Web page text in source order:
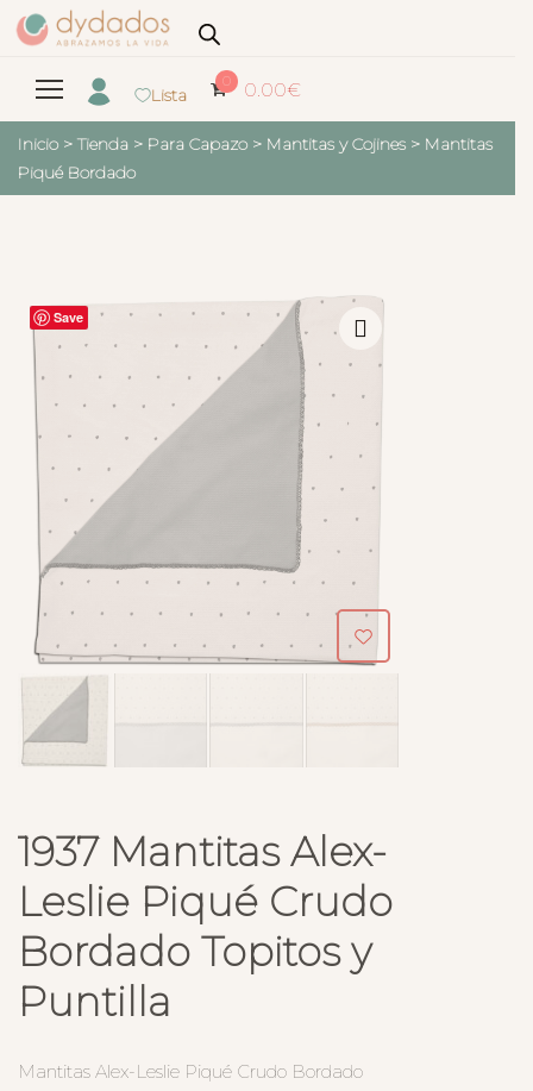
Lista
0 0.00€
Inicio > Tienda > Para Capazo > Mantitas y Cojines > Mantitas
Piqué Bordado
Save
1937 Mantitas Alex-
Leslie Piqué Crudo
Bordado Topitos y
Puntilla
Mantitas Alex-Leslie Piqué Crudo Bordado